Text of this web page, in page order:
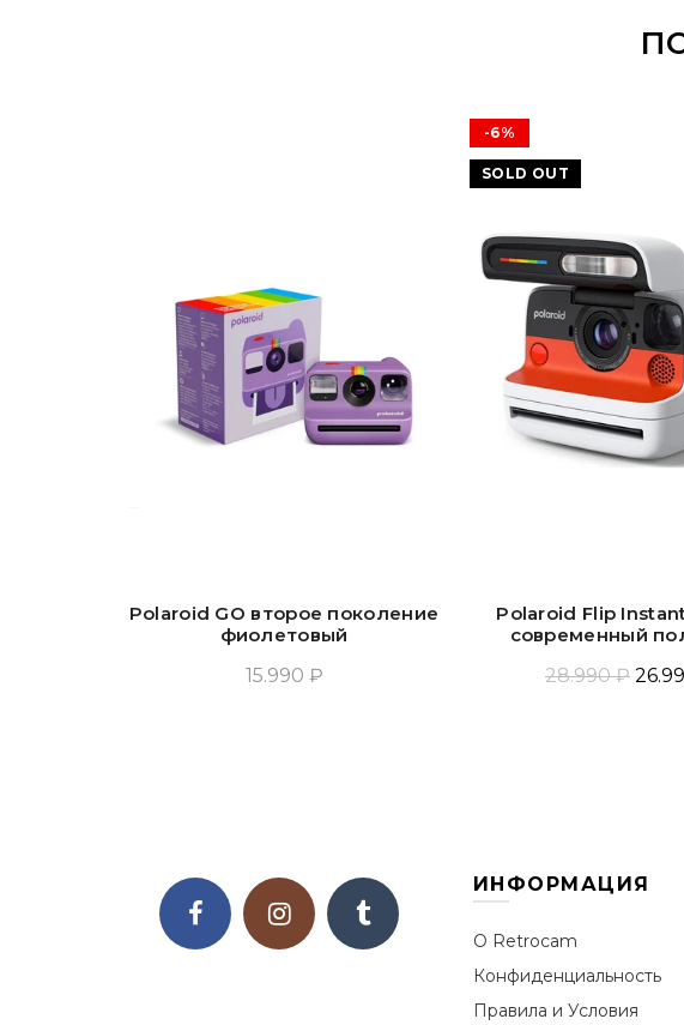
Polaroid GO второе поколение
фиолетовый
15.990 ₽
-6%
SOLD OUT
Polaroid Flip
современный
28.990 ₽
ИНФОРМАЦИЯ
О Retrocam
Конфиденциальность
Правила и Условия